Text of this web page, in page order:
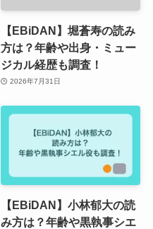
【EBiDAN】堀蒼寿の読み
方は？年齢や出身・ミュー
ジカル経歴も調査！
2026年7月31日
【EBiDAN】小林郁大の読
み方は？年齢や黒執事シエ